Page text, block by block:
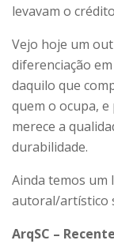
levavam o
Vejo hoje um
diferenciação
daquilo que
quem o ocupa,
merece a
durabilidade.
Ainda temos um
autoral/artístico
ArqSC –